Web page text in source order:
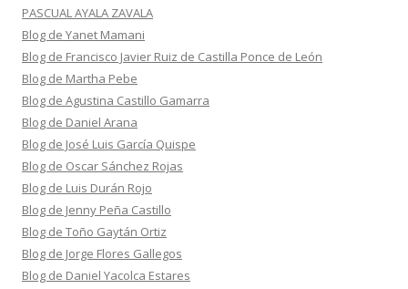
PASCUAL AYALA ZAVALA
Blog de Yanet Mamani
Blog de Francisco Javier Ruiz de Castilla Ponce de León
Blog de Martha Pebe
Blog de Agustina Castillo Gamarra
Blog de Daniel Arana
Blog de José Luis García Quispe
Blog de Oscar Sánchez Rojas
Blog de Luis Durán Rojo
Blog de Jenny Peña Castillo
Blog de Toño Gaytán Ortiz
Blog de Jorge Flores Gallegos
Blog de Daniel Yacolca Estares